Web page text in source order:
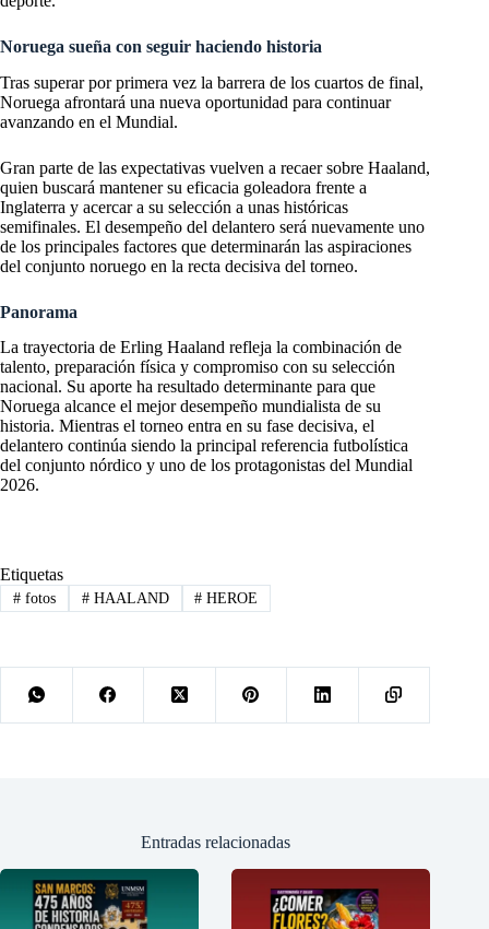
Noruega sueña con seguir haciendo historia
Tras superar por primera vez la barrera de los cuartos de final,
Noruega afrontará una nueva oportunidad para continuar
avanzando en el Mundial.
Gran parte de las expectativas vuelven a recaer sobre Haaland,
quien buscará mantener su eficacia goleadora frente a
Inglaterra y acercar a su selección a unas históricas
semifinales. El desempeño del delantero será nuevamente uno
de los principales factores que determinarán las aspiraciones
del conjunto noruego en la recta decisiva del torneo.
Panorama
La trayectoria de Erling Haaland refleja la combinación de
talento, preparación física y compromiso con su selección
nacional. Su aporte ha resultado determinante para que
Noruega alcance el mejor desempeño mundialista de su
historia. Mientras el torneo entra en su fase decisiva, el
delantero continúa siendo la principal referencia futbolística
del conjunto nórdico y uno de los protagonistas del Mundial
2026.
Etiquetas
#fotos #HAALAND # HEROE
Entradas relacionadas